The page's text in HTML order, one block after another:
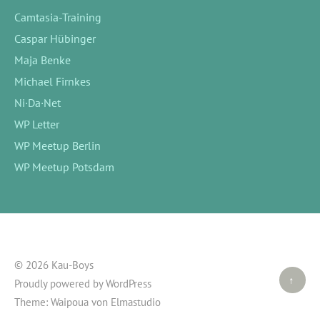
Camtasia-Training
Caspar Hübinger
Maja Benke
Michael Firnkes
Ni·Da·Net
WP Letter
WP Meetup Berlin
WP Meetup Potsdam
© 2026 Kau-Boys
Proudly powered byWordPress
Theme: Waipoua von Elmastudio
Top ↑